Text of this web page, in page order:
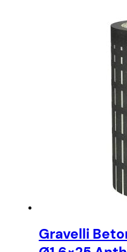
Gravelli